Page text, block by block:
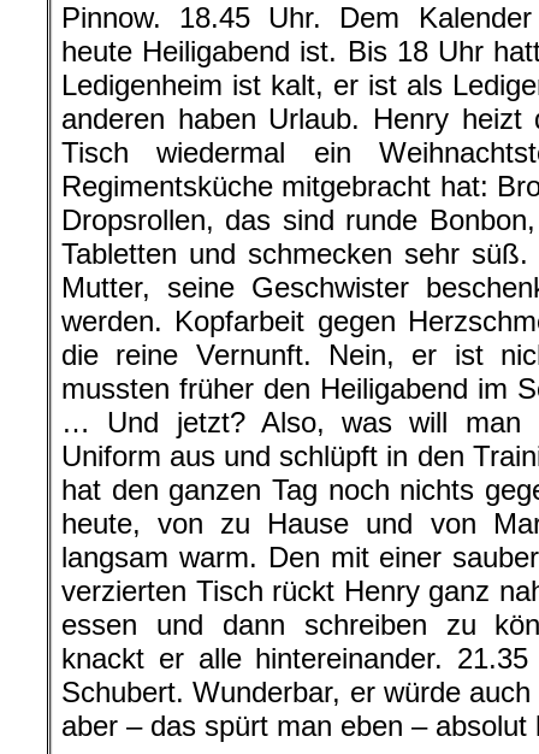
Pinnow. 18.45 Uhr. Dem
heute Heiligabend ist. Bis 18 Uhr
Ledigenheim ist kalt, er ist als
anderen haben Urlaub. Henry
Tisch wiedermal ein
Regimentsküche mitgebracht hat:
Dropsrollen, das sind runde
Tabletten und schmecken sehr
Mutter, seine Geschwister
werden. Kopfarbeit gegen
die reine Vernunft. Nein, er ist
mussten früher den Heiligabend im
… Und jetzt? Also, was will man
Uniform aus und schlüpft in den
hat den ganzen Tag noch nichts
heute, von zu Hause und von
langsam warm. Den mit einer
verzierten Tisch rückt Henry ganz
essen und dann schreiben zu
knackt er alle hintereinander.
Schubert. Wunderbar, er würde
aber – das spürt man eben – absolut